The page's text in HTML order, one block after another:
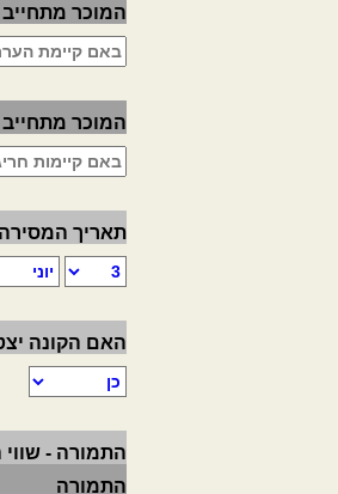
המוכר
המוכר
תאריך המסירה
האם הקונה
התמורה - שווי
התמורה